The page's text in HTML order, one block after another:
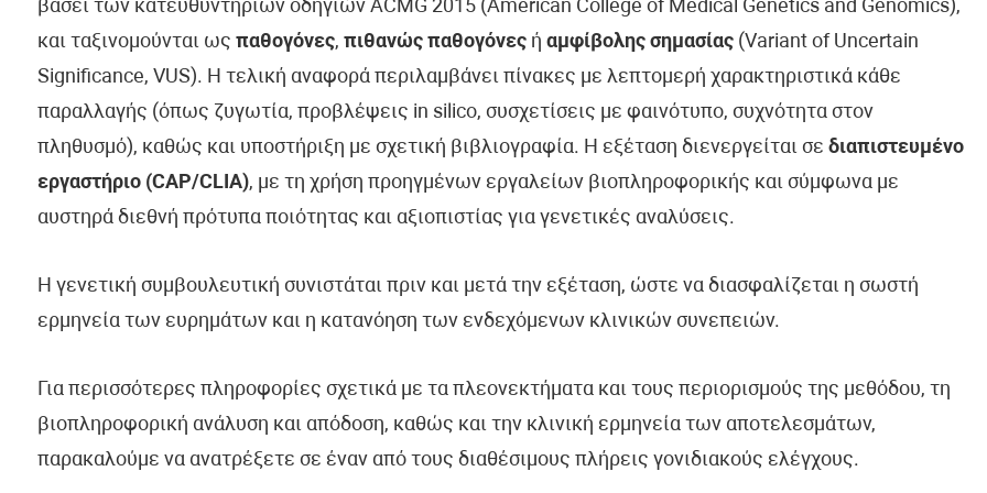
βάσει των κατευθυντήριων οδηγιών ACMG 2015 (American College of Medical Genetics and Genomics),
και ταξινομούνται ως παθογόνες, πιθανώς παθογόνεςή αμφίβολης σημασίας(Variant of Uncertain
Significance, VUS). Η τελική αναφορά περιλαμβάνει πίνακες με λεπτομερή χαρακτηριστικά κάθε
παραλλαγής (όπως ζυγωτία, προβλέψεις in silico, συσχετίσεις με φαινότυπο, συχνότητα στον
πληθυσμό), καθώς και υποστήριξη με σχετική βιβλιογραφία. Η εξέταση διενεργείται σε διαπιστευμένο
εργαστήριο (CAP/CLIA), με τη χρήση προηγμένων εργαλείων βιοπληροφορικής και σύμφωνα με
αυστηρά διεθνή πρότυπα ποιότητας και αξιοπιστίας για γενετικές αναλύσεις.
Η γενετική συμβουλευτική συνιστάται πριν και μετά την εξέταση, ώστε να διασφαλίζεται η σωστή
ερμηνεία των ευρημάτων και η κατανόηση των ενδεχόμενων κλινικών συνεπειών.
Για περισσότερες πληροφορίες σχετικά με τα πλεονεκτήματα και τους περιορισμούς της μεθόδου, τη
βιοπληροφορική ανάλυση και απόδοση, καθώς και την κλινική ερμηνεία των αποτελεσμάτων,
παρακαλούμε να ανατρέξετε σε έναν από τους διαθέσιμους πλήρεις γονιδιακούς ελέγχους.